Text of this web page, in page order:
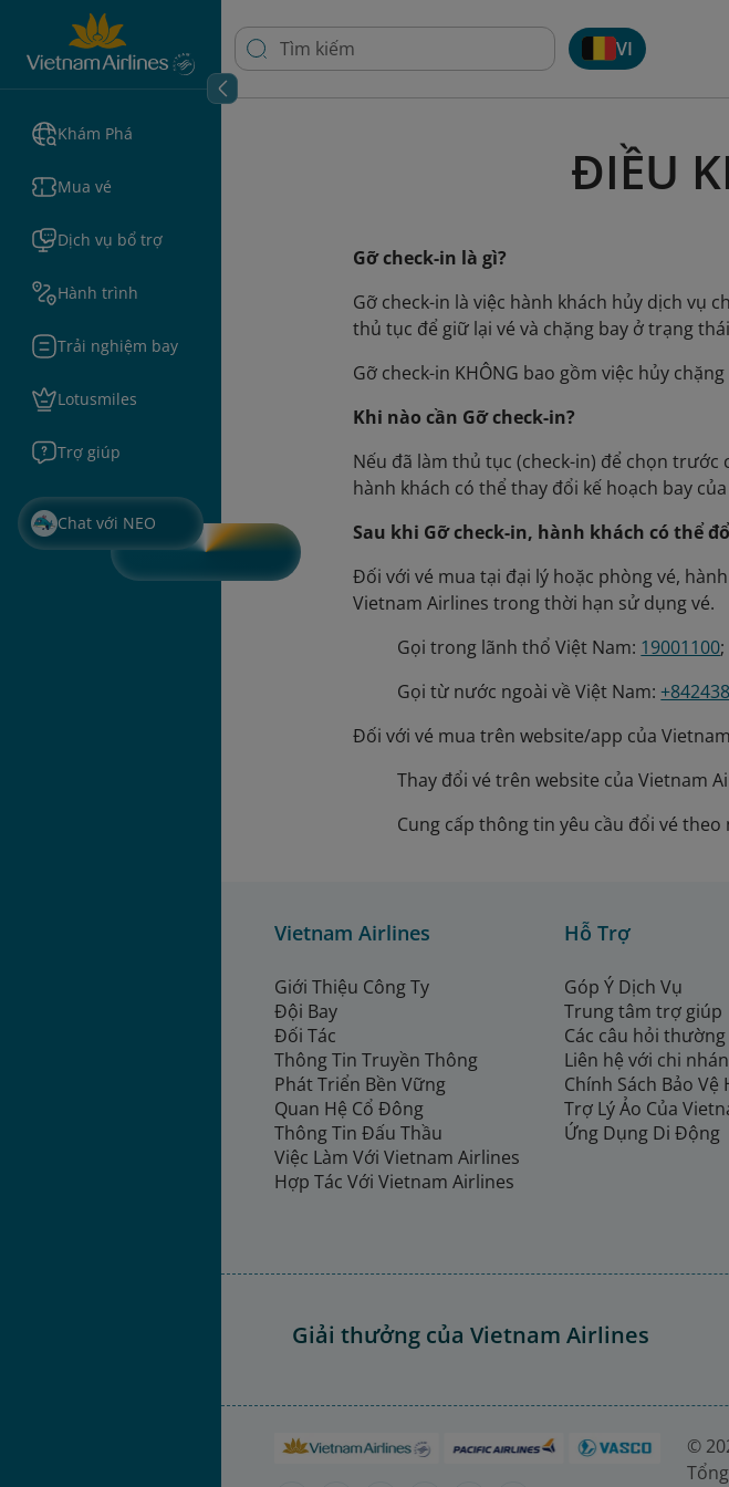
Khám Phá
Mua vé
Dịch vụ bổ trợ
Hành trình
Trải nghiệm bay
Lotusmiles
Trợ giúp
Chat với NEO
VI
ĐIỀU
Gỡ check-in là gì?
Gỡ check-in là việc hành khách hủy dịch vụ
thủ tục để giữ lại vé và chặng bay ở trạng
Gỡ check-in KHÔNG bao gồm việc hủy
Khi nào cần Gỡ check-in?
Nếu đã làm thủ tục (check-in) để chọn
hành khách có thể thay đổi kế hoạch bay
Sau khi Gỡ check-in, hành khách có thể
Đối với vé mua tại đại lý hoặc phòng vé,
Vietnam Airlines trong thời hạn sử dụng vé.
Gọi trong lãnh thổ Việt Nam: 19001100;
Gọi từ nước ngoài về Việt Nam:
Đối với vé mua trên website/app của
Thay đổi vé trên website của Vietnam
Cung cấp thông tin yêu cầu đổi vé
Vietnam Airlines
Giới Thiệu Công Ty
Đội Bay
Đối Tác
Thông Tin Truyền Thông
Phát Triển Bền Vững
Quan Hệ Cổ Đông
Thông Tin Đấu Thầu
Việc Làm Với Vietnam Airlines
Hợp Tác Với Vietnam Airlines
Hỗ Trợ
Góp Ý Dịch Vụ
Trung tâm trợ giúp
Các câu hỏi thường
Liên hệ với chi
Chính Sách Bảo Vệ
Trợ Lý Ảo Của
Ứng Dụng Di Động
Giải thưởng của Vietnam Airlines
©